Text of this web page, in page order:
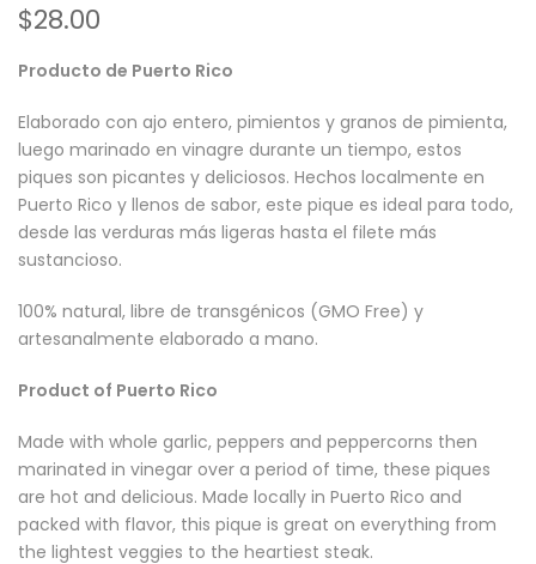
$28.00
Producto de Puerto Rico
Elaborado con ajo entero, pimientos y granos de pimienta,
luego marinado en vinagre durante un tiempo, estos
piques son picantes y deliciosos. Hechos localmente en
Puerto Rico y llenos de sabor, este pique es ideal para todo,
desde las verduras más ligeras hasta el filete más
sustancioso.
100% natural, libre de transgénicos (GMO Free) y
artesanalmente elaborado a mano.
Product of Puerto Rico
Made with whole garlic, peppers and peppercorns then
marinated in vinegar over a period of time, these piques
are hot and delicious. Made locally in Puerto Rico and
packed with flavor, this pique is great on everything from
the lightest veggies to the heartiest steak.